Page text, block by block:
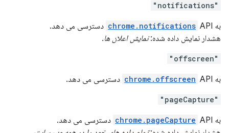
"notifications"
به chrome.notifications API دسترسی می دهد.
هشدار نمایش داده شده:نمایش اعلان ها.
"offscreen"
به chrome.offscreen API دسترسی می دهد.
"pageCapture"
به chrome.pageCapture API دسترسی می دهد.